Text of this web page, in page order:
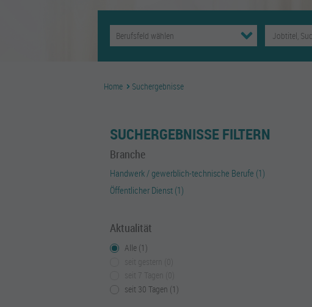
Home Suchergebnisse
SUCHERGEBNISSE FILTERN
Branche
Handwerk / gewerblich-technische Berufe (1)
Öffentlicher Dienst (1)
Aktualität
Alle (1)
seit 30 Tagen (1)